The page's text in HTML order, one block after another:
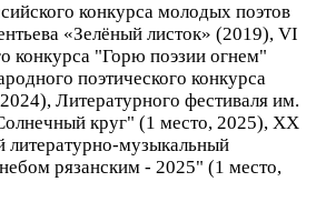
конкурса молодых поэтов
«Зелёный листок» (2019), VI
конкурса "Горю поэзии огнем"
поэтического конкурса
Литературного фестиваля им.
круг" (1 место, 2025), XX
музыкальный
рязанским - 2025" (1 место,